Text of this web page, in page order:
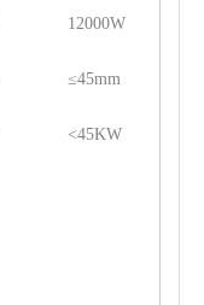
12000W
≤45mm
<45KW